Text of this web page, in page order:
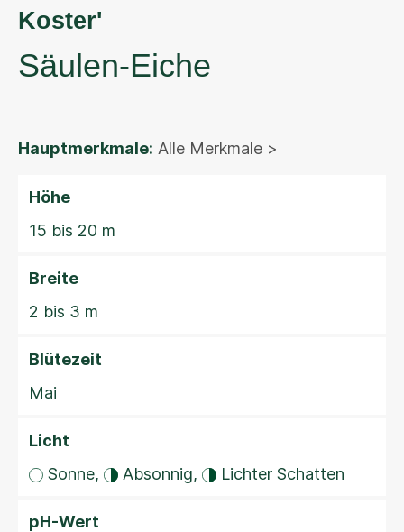
Koster'
Säulen-Eiche
Hauptmerkmale: Alle Merkmale >
Höhe
15 bis 20 m
Breite
2 bis 3 m
Blütezeit
Mai
Licht
Sonne,
Absonnig, Lichter Schatten
pH-Wert